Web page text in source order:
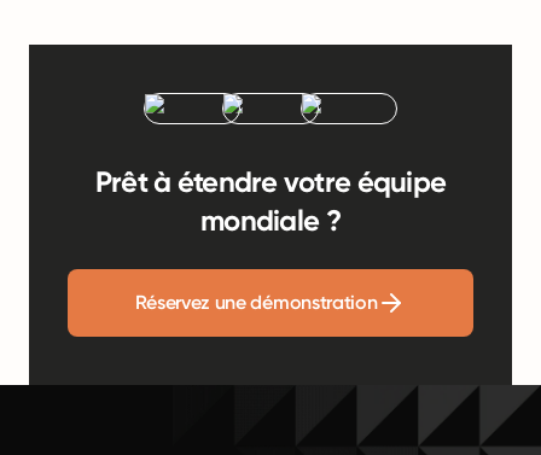
Prêt à étendre votre équipe
mondiale ?
Réservez une démonstration